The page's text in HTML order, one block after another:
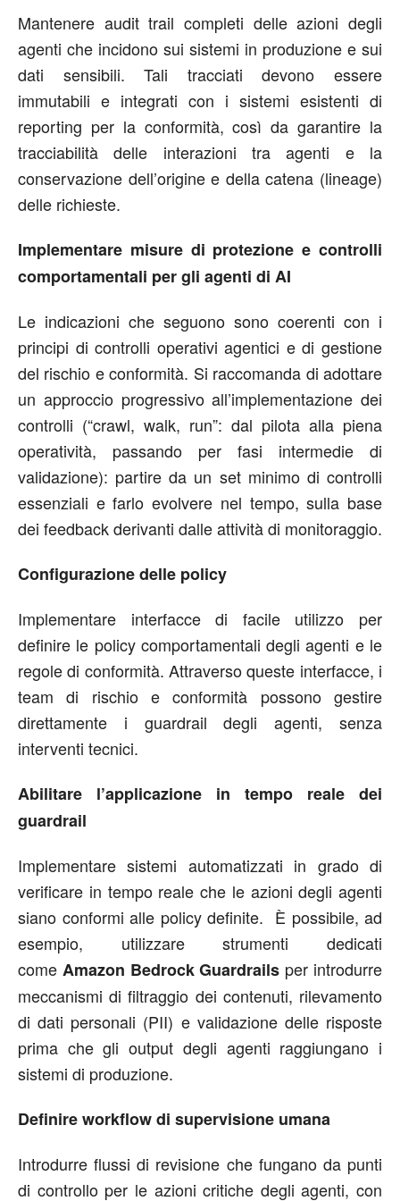
Mantenere audit trail completi delle azioni degli
agenti che incidono sui sistemi in produzione e sui
dati sensibili. Tali tracciati devono essere
immutabili e integrati con i sistemi esistenti di
reporting per la conformità, così da garantire la
tracciabilità delle interazioni tra agenti e la
conservazione dell’origine e della catena (lineage)
delle richieste.
Implementare misure di protezione e controlli
comportamentali per gli agenti di AI
Le indicazioni che seguono sono coerenti con i
principi di controlli operativi agentici e di gestione
del rischio e conformità. Si raccomanda di adottare
un approccio progressivo all’implementazione dei
controlli (“crawl, walk, run”: dal pilota alla piena
operatività, passando per fasi intermedie di
validazione): partire da un set minimo di controlli
essenziali e farlo evolvere nel tempo, sulla base
dei feedback derivanti dalle attività di monitoraggio.
Configurazione delle policy
Implementare interfacce di facile utilizzo per
definire le policy comportamentali degli agenti e le
regole di conformità. Attraverso queste interfacce, i
team di rischio e conformità possono gestire
direttamente i guardrail degli agenti, senza
interventi tecnici.
Abilitare l’applicazione in tempo reale dei
guardrail
Implementare sistemi automatizzati in grado di
verificare in tempo reale che le azioni degli agenti
siano conformi alle policy definite. È possibile, ad
esempio, utilizzare strumenti dedicati
come Amazon Bedrock Guardrails per introdurre
meccanismi di filtraggio dei contenuti, rilevamento
di dati personali (PII) e validazione delle risposte
prima che gli output degli agenti raggiungano i
sistemi di produzione.
Definire workflow di supervisione umana
Introdurre flussi di revisione che fungano da punti
di controllo per le azioni critiche degli agenti, con